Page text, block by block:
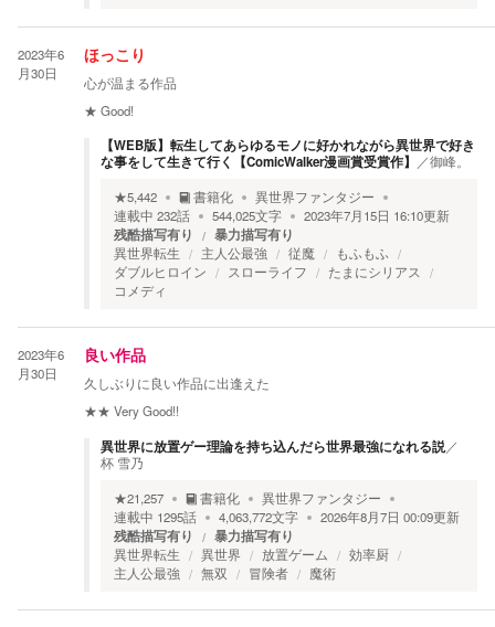
2023年6
月30日
ほっこり
心が温まる作品
★ Good!
【WEB版】転生してあらゆるモノに好かれながら異世界で好き
な事をして生きて行く【ComicWalker漫画賞受賞作】
／御峰。
★5,442 書籍化
異世界ファンタジー
連載中 232話 544,025文字 2023年7月15日 16:10更新
残酷描写有り 暴力描写有り
異世界転生 主人公最強 従魔
もふもふ
ダブルヒロイン
スローライフ
たまにシリアス
コメディ
2023年6
月30日
良い作品
久しぶりに良い作品に出逢えた
★★ Very Good!!
異世界に放置ゲー理論を持ち込んだら世界最強になれる説／
杯 雪乃
★21,257 書籍化
異世界ファンタジー
連載中 1295話 4,063,772文字 2026年8月7日 00:09更新
残酷描写有り 暴力描写有り
異世界転生 異世界 放置ゲーム
効率厨
主人公最強
無双 冒険者 魔術